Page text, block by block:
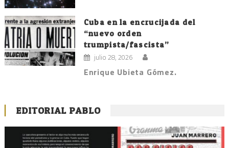
Cuba en la encrucijada del
“nuevo orden
trumpista/fascista”
julio 28, 2026
Enrique Ubieta Gómez.
EDITORIAL PABLO